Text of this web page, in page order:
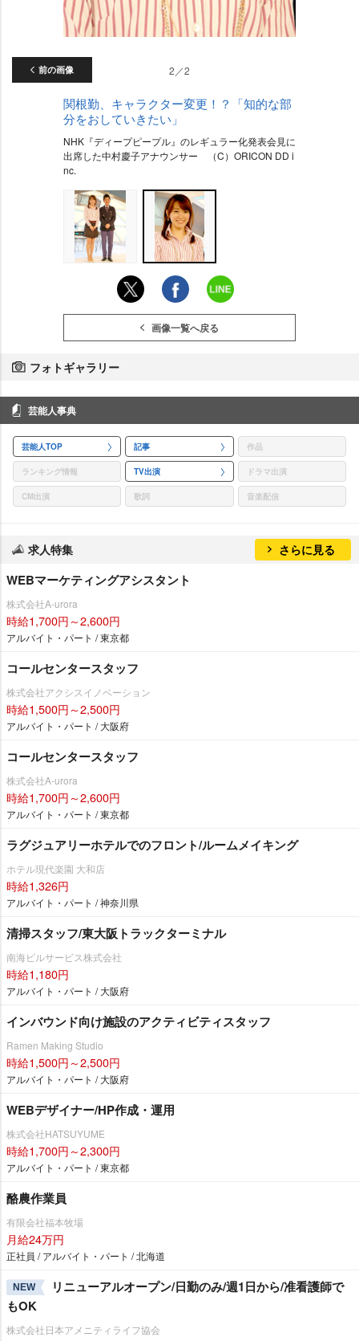
前の画像 2／2
関根勤、キャラクター変更！？「知的な部
分をおしていきたい」
NHK『ディープピープル』のレギュラー化発表会見に
出席した中村慶子アナウンサー （C）ORICON DD i
nc.
画像一覧へ戻る
フォトギャラリー
芸能人事典
芸能人TOP 記事 作品
ランキング情報 TV出演 ドラマ出演
CM出演 歌詞 音楽配信
求人特集 さらに見る
WEBマーケティングアシスタント
株式会社A-urora
時給1,700円～2,600円
アルバイト・パート / 東京都
コールセンタースタッフ
株式会社アクシスイノベーション
時給1,500円～2,500円
アルバイト・パート / 大阪府
コールセンタースタッフ
株式会社A-urora
時給1,700円～2,600円
アルバイト・パート / 東京都
ラグジュアリーホテルでのフロント/ルームメイキング
ホテル現代楽園 大和店
時給1,326円
アルバイト・パート / 神奈川県
清掃スタッフ/東大阪トラックターミナル
南海ビルサービス株式会社
時給1,180円
アルバイト・パート / 大阪府
インバウンド向け施設のアクティビティスタッフ
Ramen Making Studio
時給1,500円～2,500円
アルバイト・パート / 大阪府
WEBデザイナー/HP作成・運用
株式会社HATSUYUME
時給1,700円～2,300円
アルバイト・パート / 東京都
酪農作業員
有限会社福本牧場
月給24万円
正社員 / アルバイト・パート / 北海道
NEW
リニューアルオープン/日勤のみ/週1日から/准看護師で
もOK
株式会社日本アメニティライフ協会